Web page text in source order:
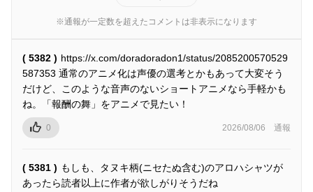
※通報が一定数を超えたコメントは非表示になります
( 5382 ) https://x.com/doradoradon1/status/2085200570529
587353 通常のアニメ化は声優の選考とかもあって大変そう
だけど、このような音声のないショートアニメなら手軽かも
ね。「報酬の舞」をアニメで見たい！
0 2026/08/06 通報
( 5381 ) もしも、タヌキ柄(ニセたぬ含む)のアロハシャツが
あったら読者以上に作者が欲しがりそうだね